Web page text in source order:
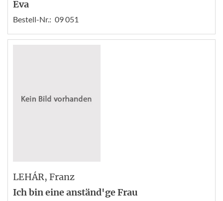
Eva
Bestell-Nr.: 09 051
LEHÁR, Franz
Ich bin eine anständ'ge Frau